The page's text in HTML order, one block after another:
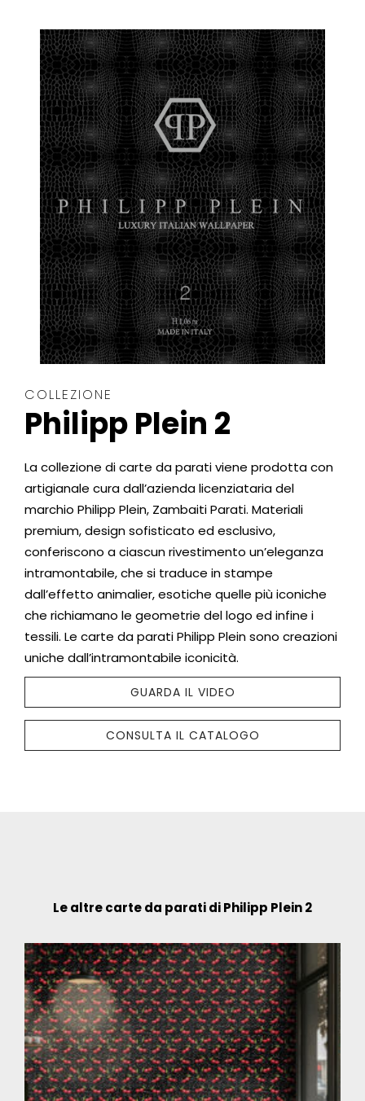
COLLEZIONE
Philipp Plein 2
La collezione di carte da parati viene prodotta con
artigianale cura dall’azienda licenziataria del
marchio Philipp Plein, Zambaiti Parati. Materiali
premium, design sofisticato ed esclusivo,
conferiscono a ciascun rivestimento un’eleganza
intramontabile, che si traduce in stampe
dall’effetto animalier, esotiche quelle più iconiche
che richiamano le geometrie del logo ed infine i
tessili. Le carte da parati Philipp Plein sono creazioni
uniche dall’intramontabile iconicità.
GUARDA IL VIDEO
CONSULTA IL CATALOGO
Le altre carte da parati di Philipp Plein 2